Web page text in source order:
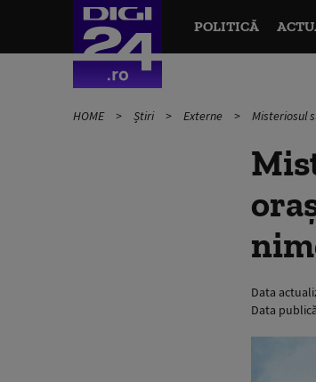
POLITICĂ
HOME Știri Externe Misteriosul
Data
Data